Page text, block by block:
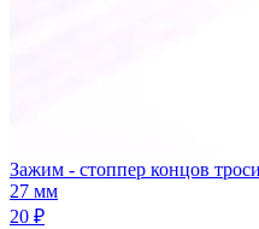
Зажим - стоппер концов
27 мм
20 ₽